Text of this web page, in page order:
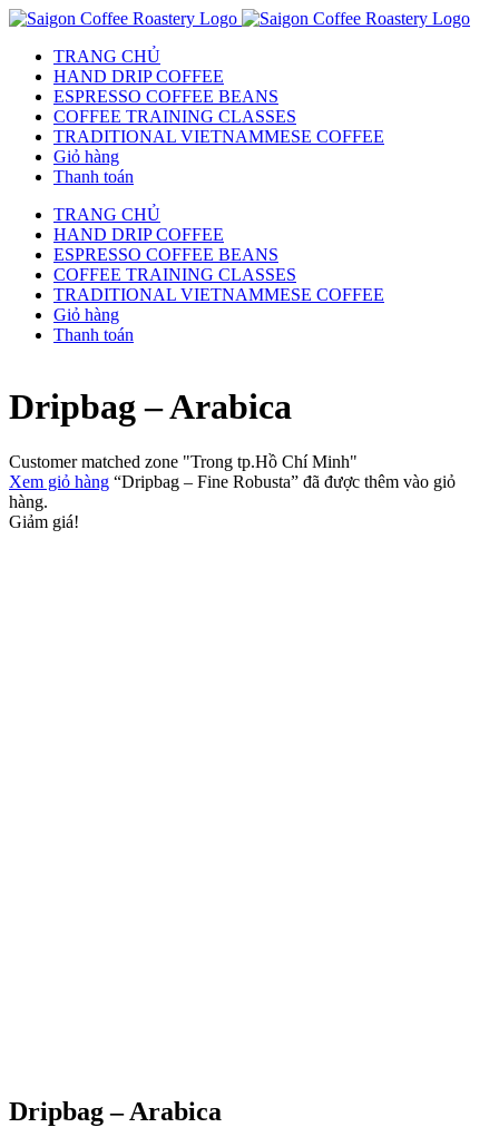
TRANG CHỦ
HAND DRIP COFFEE
ESPRESSO COFFEE BEANS
COFFEE TRAINING CLASSES
TRADITIONAL VIETNAMMESE COFFEE
Giỏ hàng
Thanh toán
TRANG CHỦ
HAND DRIP COFFEE
ESPRESSO COFFEE BEANS
COFFEE TRAINING CLASSES
TRADITIONAL VIETNAMMESE COFFEE
Giỏ hàng
Thanh toán
Dripbag – Arabica
Customer matched zone "Trong tp.Hồ Chí Minh"
Xem giỏ hàng “Dripbag – Fine Robusta” đã được thêm vào giỏ
hàng.
Giảm giá!
Dripbag – Arabica